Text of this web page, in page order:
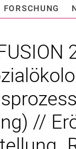
FORSCHUNG
//